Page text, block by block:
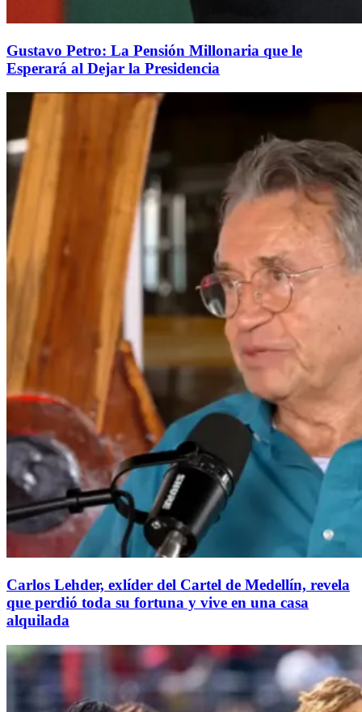
Gustavo Petro: La Pensión Millonaria que le
Esperará al Dejar la Presidencia
Carlos Lehder, exlíder del Cartel de Medellín, revela
que perdió toda su fortuna y vive en una casa
alquilada